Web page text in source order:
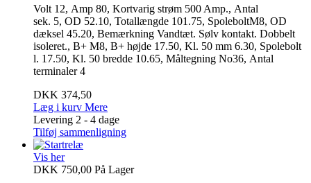
Volt 12, Amp 80, Kortvarig strøm 500 Amp., Antal
sek. 5, OD 52.10, Totallængde 101.75, SpoleboltM8, OD
dæksel 45.20, Bemærkning Vandtæt. Sølv kontakt. Dobbelt
isoleret., B+ M8, B+ højde 17.50, Kl. 50 mm 6.30, Spolebolt
l. 17.50, Kl. 50 bredde 10.65, Måltegning No36, Antal
terminaler 4
DKK 374,50
Læg i kurv Mere
Levering 2 - 4 dage
Tilføj sammenligning
Vis her
DKK 750,00 På Lager